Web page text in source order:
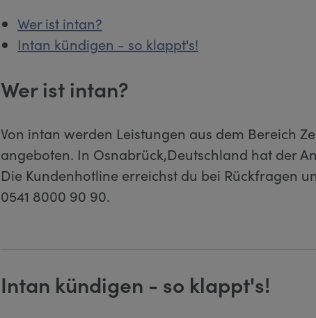
Wer ist intan?
Intan kündigen - so klappt's!
Wer ist intan?
Von intan werden Leistungen aus dem Bereich
angeboten. In Osnabrück,Deutschland hat der
Die Kundenhotline erreichst du bei Rückfragen
0541 8000 90 90.
Intan kündigen - so klappt's!